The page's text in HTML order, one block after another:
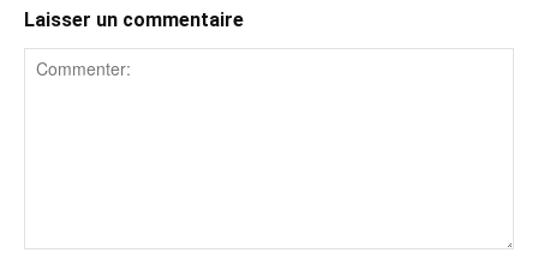
Laisser un commentaire